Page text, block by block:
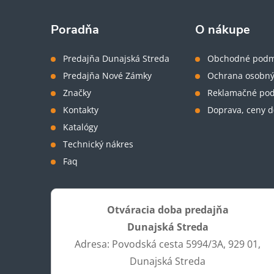
Poradňa
Predajňa Dunajská Streda
Predajňa Nové Zámky
Značky
Kontakty
Katalógy
Technický nákres
Faq
O nákupe
Obchodné
Ochrana
Reklamačné
Doprava, ceny
Otváracia doba predajňa
Dunajská Streda
Adresa: Povodská cesta 5994/3A, 929 01,
Dunajská Streda